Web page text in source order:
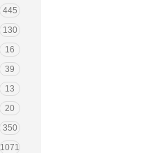
445
130
16
39
13
20
350
1071